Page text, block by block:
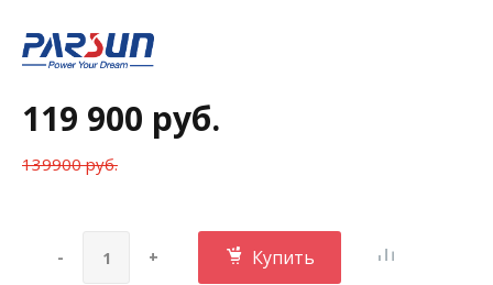
119 900 руб.
139900 руб.
- + Купить